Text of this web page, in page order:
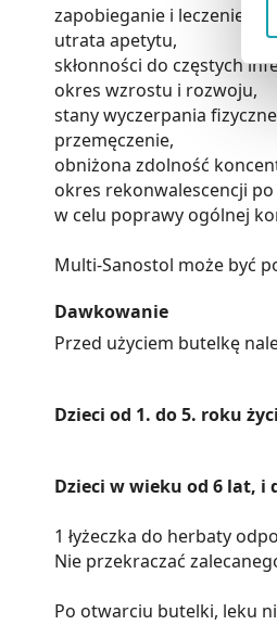
zapobieganie i leczenie
utrata apetytu,
skłonności do częstych
okres wzrostu i rozwoju,
stany wyczerpania
przemęczenie,
obniżona zdolność
okres rekonwalescencji
w celu poprawy ogólnej
Multi-Sanostol może być
Dawkowanie
Przed użyciem butelkę
Dzieci od 1. do 5. roku
Dzieci w wieku od 6 lat, i
1 łyżeczka do herbaty
Nie przekraczać
Po otwarciu butelki, leku